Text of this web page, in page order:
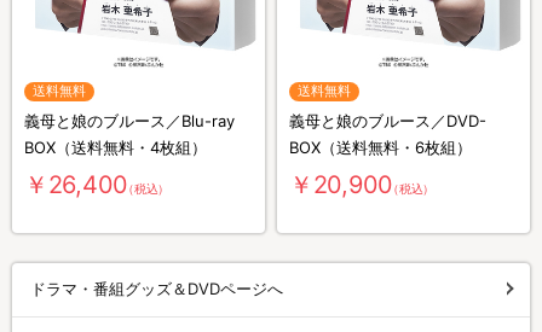
送料無料
義母と娘のブルース／Blu-ray
BOX（送料無料・4枚組）
￥26,400（税込）
送料無料
義母と娘のブルース／DVD-
BOX（送料無料・6枚組）
￥20,900（税込）
ドラマ・番組グッズ＆DVDページへ